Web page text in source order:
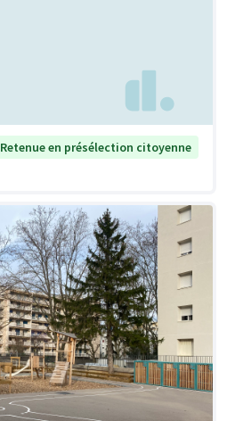
Retenue en présélection citoyenne